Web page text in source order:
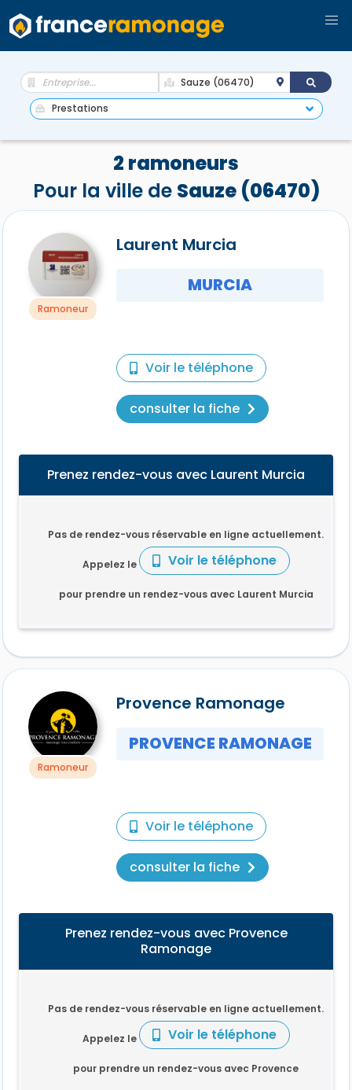
2 ramoneurs
Pour la ville de Sauze (06470)
Ramoneur
Laurent Murcia
MURCIA
Voir le téléphone
consulter la fiche
Prenez rendez-vous avec Laurent Murcia
Pas de rendez-vous réservable en ligne actuellement.
Appelez le Voir le téléphone
pour prendre un rendez-vous avec Laurent Murcia
Ramoneur
Provence Ramonage
PROVENCE RAMONAGE
Voir le téléphone
consulter la fiche
Prenez rendez-vous avec Provence
Ramonage
Pas de rendez-vous réservable en ligne actuellement.
Appelez le Voir le téléphone
pour prendre un rendez-vous avec Provence